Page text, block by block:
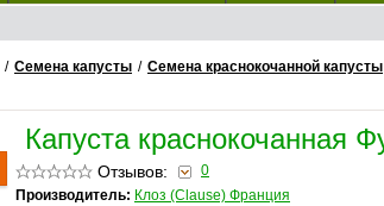
/ Семена капусты / Семена краснокочанной капусты
Капуста краснокочанная
Отзывов:
0
Производитель: Клоз (Clause) Франция